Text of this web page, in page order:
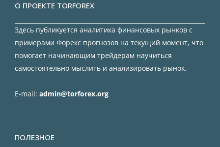
О ПРОЕКТЕ TORFOREX
Здесь публикуется аналитика финансовых рынков с
примерами Форекс прогнозов на текущий момент, что
помогает начинающим трейдерам научиться
самостоятельно мыслить и анализировать рынок.
E-mail: admin@torforex.org
ПОЛЕЗНОЕ